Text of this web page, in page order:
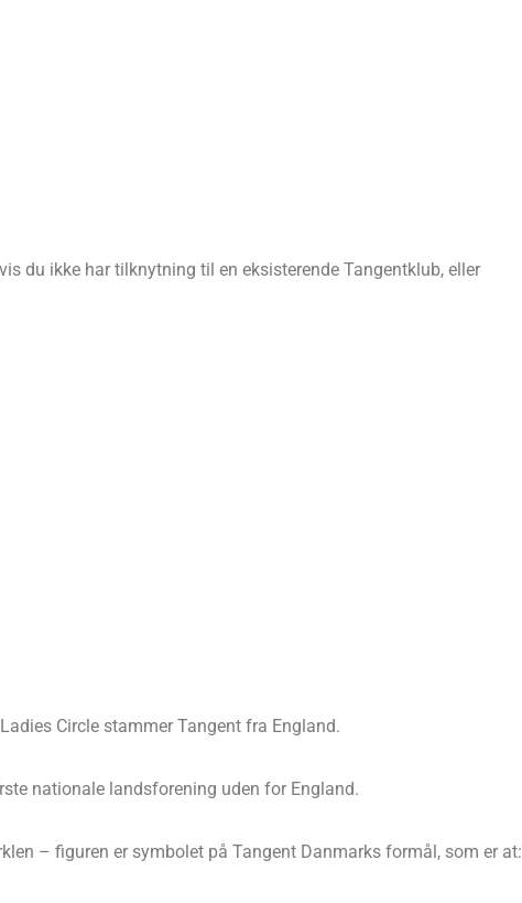
du ikke har tilknytning til en eksisterende Tangentklub, eller
Circle stammer Tangent fra England.
nationale landsforening uden for England.
– figuren er symbolet på Tangent Danmarks formål, som er at: